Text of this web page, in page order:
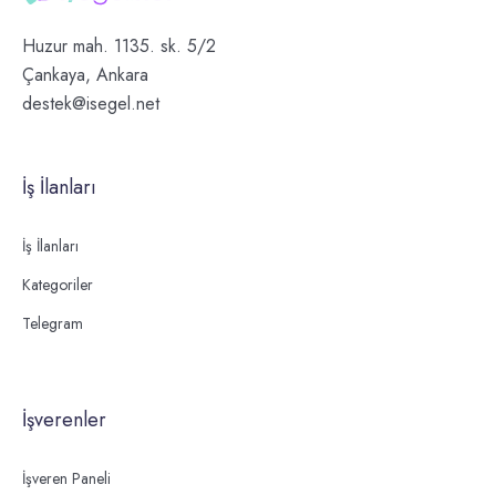
Huzur mah. 1135. sk. 5/2
Çankaya, Ankara
destek@isegel.net
İş İlanları
İş İlanları
Kategoriler
Telegram
İşverenler
İşveren Paneli